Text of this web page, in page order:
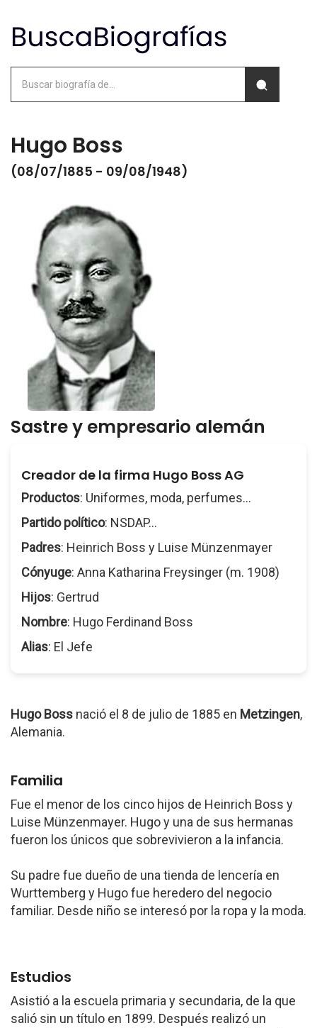
Hugo Boss
(08/07/1885 - 09/08/1948)
Sastre y empresario alemán
Creador de la firma Hugo Boss AG
Productos: Uniformes, moda, perfumes...
Partido político: NSDAP...
Padres: Heinrich Boss y Luise Münzenmayer
Cónyuge: Anna Katharina Freysinger (m. 1908)
Hijos: Gertrud
Nombre: Hugo Ferdinand Boss
Alias: El Jefe
Hugo Boss nació el 8 de julio de 1885 en Metzingen,
Alemania.
Familia
Fue el menor de los cinco hijos de Heinrich Boss y
Luise Münzenmayer. Hugo y una de sus hermanas
fueron los únicos que sobrevivieron a la infancia.
Su padre fue dueño de una tienda de lencería en
Wurttemberg y Hugo fue heredero del negocio
familiar. Desde niño se interesó por la ropa y la moda.
Estudios
Asistió a la escuela primaria y secundaria, de la que
salió sin un título en 1899. Después realizó un